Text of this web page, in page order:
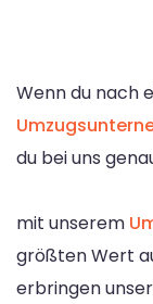
Wenn du nach
du bei uns
mit unserem
größten Wert
erbringen